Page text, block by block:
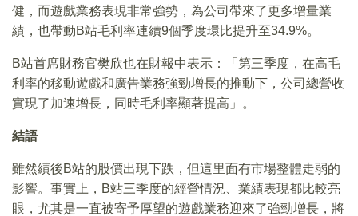
健，而遊戲業務表現非常強勢，為公司帶來了更多增量業
績，也帶動B站毛利率連續9個季度環比提升至34.9%。
B站首席財務官樊欣也在財報中表示：「第三季度，在高毛
利率的移動遊戲和廣告業務強勁增長的推動下，公司總營收
實現了加速增長，同時毛利率顯著提高」。
結語
雖然績後B站的股價出現下跌，但這里面有市場整體走弱的
影響。事實上，B站三季度的經營情況、業績表現都比較亮
眼，尤其是一直被寄予厚望的遊戲業務迎來了強勁增長，將